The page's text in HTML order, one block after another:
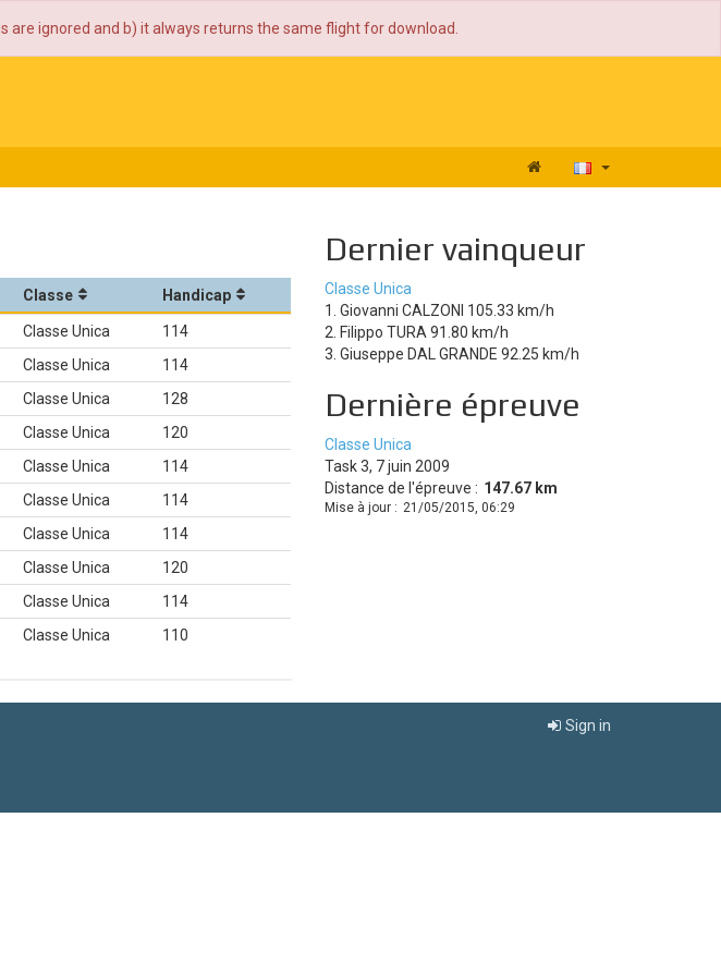
are ignored and b) it always returns the same flight for download.
Classe Handicap
Classe Unica
114
Classe Unica
114
Classe Unica
128
Classe Unica
120
Classe Unica
114
Classe Unica
114
Classe Unica
114
Classe Unica
120
Classe Unica
114
Classe Unica 110
Dernier vainqueur
Classe Unica
1. Giovanni CALZONI 105.33 km/h
2. Filippo TURA 91.80 km/h
3. Giuseppe DAL GRANDE 92.25 km/h
Dernière épreuve
Classe Unica
Task 3, 7 juin 2009
Distance de l'épreuve : 147.67 km
Mise à jour : 21/05/2015, 06:29
Sign in